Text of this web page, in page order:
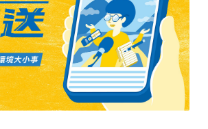
被捕。全案正在調查中，尚不確定這
。目前，這些蠍子由當地動保組織好
協會（Cape of Good Hope SPCA）
媒體發布聲明，會確保蠍子獲得妥善
牠們送回原棲地。野生動物買